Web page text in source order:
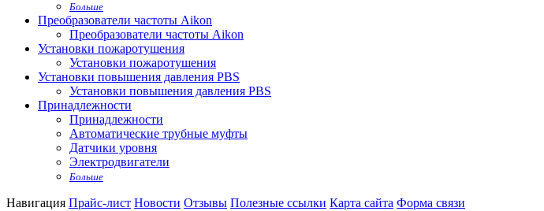
Больше
Преобразователи частоты Aikon
Преобразователи частоты Aikon
Установки пожаротушения
Установки пожаротушения
Установки повышения давления PBS
Установки повышения давления PBS
Принадлежности
Принадлежности
Автоматические трубные муфты
Датчики уровня
Электродвигатели
Больше
Навигация Прайс-лист Новости Отзывы Полезные ссылки Карта сайта Форма связи